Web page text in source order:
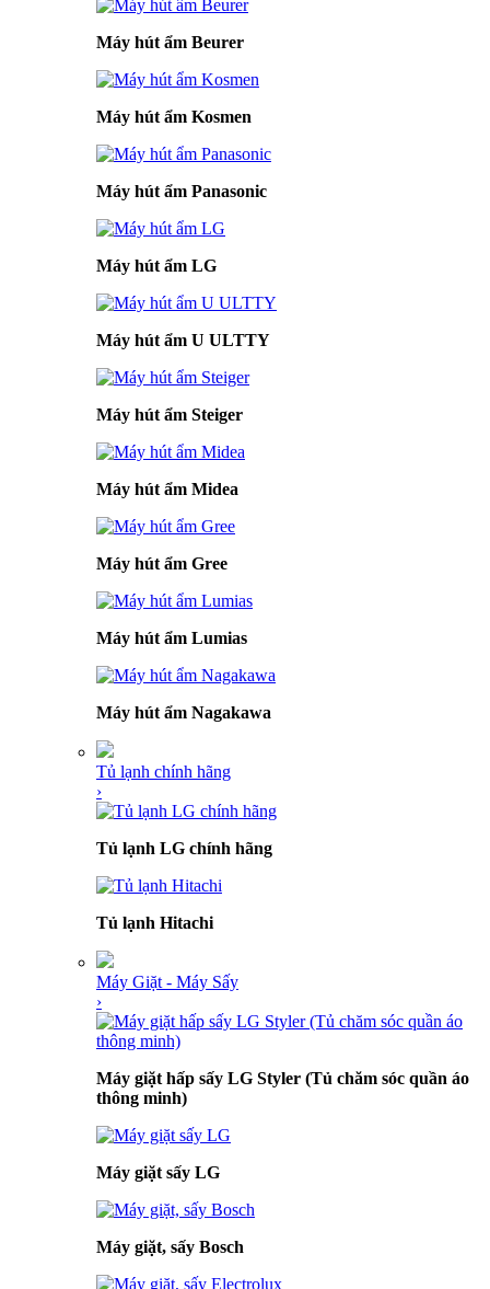
Máy hút ẩm Beurer
Máy hút ẩm Kosmen
Máy hút ẩm Panasonic
Máy hút ẩm LG
Máy hút ẩm U ULTTY
Máy hút ẩm Steiger
Máy hút ẩm Midea
Máy hút ẩm Gree
Máy hút ẩm Lumias
Máy hút ẩm Nagakawa
Tủ lạnh chính hãng
›
Tủ lạnh LG chính hãng
Tủ lạnh Hitachi
Máy Giặt - Máy Sấy
›
Máy giặt hấp sấy LG Styler (Tủ chăm sóc quần áo
thông minh)
Máy giặt sấy LG
Máy giặt, sấy Bosch